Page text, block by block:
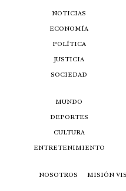
NOTICIAS
ECONOMÍA
POLÍTICA
JUSTICIA
SOCIEDAD
MUNDO
DEPORTES
CULTURA
ENTRETENIMIENTO
NOSOTROS MISIÓN